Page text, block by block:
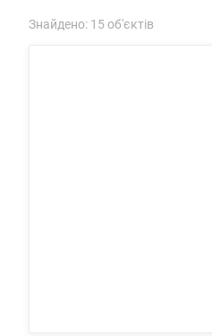
Знайдено: 15 об'єктів